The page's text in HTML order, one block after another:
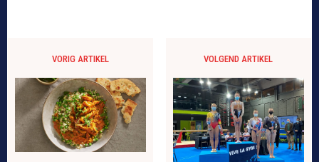
VORIG ARTIKEL VOLGEND ARTIKEL